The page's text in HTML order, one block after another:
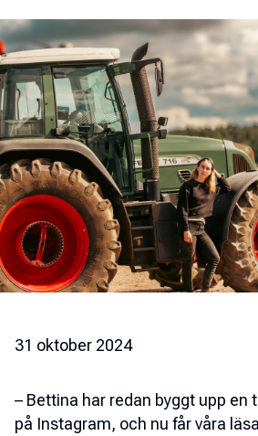
31 oktober 2024
– Bettina har redan byggt upp en
på Instagram, och nu får våra